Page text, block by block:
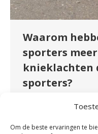
Om de beste ervaringen te
Waarom
sporters
knieklachten
sporters?
besproken is